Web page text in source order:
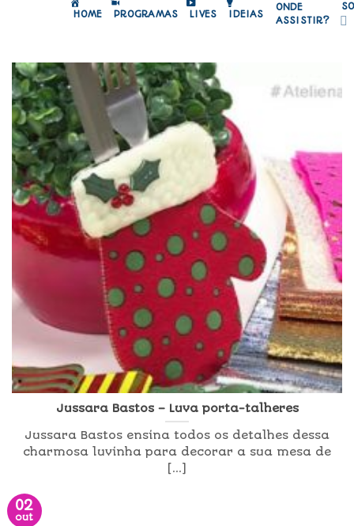
HOME PROGRAMAS LIVES IDEIAS
ONDE
ASSISTIR?
Jussara Bastos – Luva porta-talheres
Jussara Bastos ensina todos os detalhes dessa
charmosa luvinha para decorar a sua mesa de
[...]
02
out